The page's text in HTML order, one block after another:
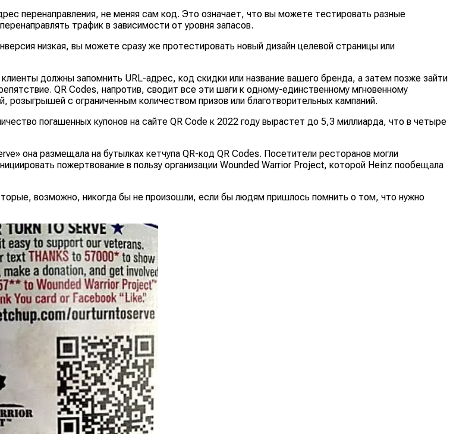
перенаправления, не меняя сам код. Это означает, что вы можете тестировать разные
трафик в зависимости от уровня запасов.
низкая, вы можете сразу же протестировать новый дизайн целевой страницы или
должны запомнить URL-адрес, код скидки или название вашего бренда, а затем позже зайти
QR Codes, напротив, сводит все эти шаги к одному-единственному мгновенному
с ограниченным количеством призов или благотворительных кампаний.
погашенных купонов на сайте QR Code к 2022 году вырастет до 5,3 миллиарда, что в четыре
она размещала на бутылках кетчупа QR-код QR Codes. Посетители ресторанов могли
пожертвование в пользу организации Wounded Warrior Project, которой Heinz пообещала
возможно, никогда бы не произошли, если бы людям пришлось помнить о том, что нужно